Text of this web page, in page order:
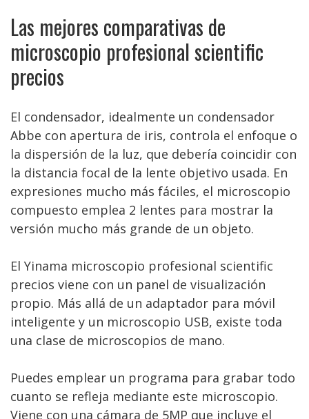
Las mejores comparativas de
microscopio profesional scientific
precios
El condensador, idealmente un condensador
Abbe con apertura de iris, controla el enfoque o
la dispersión de la luz, que debería coincidir con
la distancia focal de la lente objetivo usada. En
expresiones mucho más fáciles, el microscopio
compuesto emplea 2 lentes para mostrar la
versión mucho más grande de un objeto.
El Yinama microscopio profesional scientific
precios viene con un panel de visualización
propio. Más allá de un adaptador para móvil
inteligente y un microscopio USB, existe toda
una clase de microscopios de mano.
Puedes emplear un programa para grabar todo
cuanto se refleja mediante este microscopio.
Viene con una cámara de 5MP que incluye el